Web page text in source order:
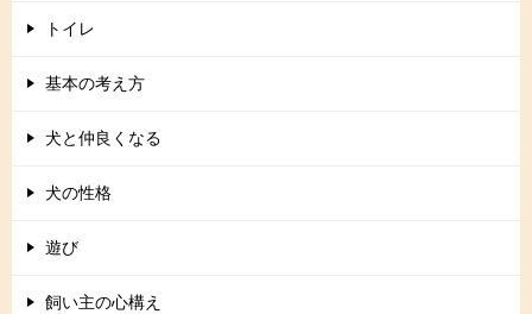
トイレ
基本の考え方
犬と仲良くなる
犬の性格
遊び
飼い主の心構え